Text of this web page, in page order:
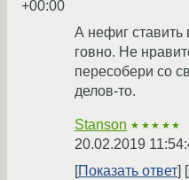
+00:00
А нефиг ставить
говно. Не
пересобери со
делов-то.
Stanson ★★★★★
20.02.2019
Показать ответ